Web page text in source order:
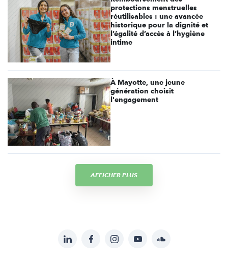
protections menstruelles
réutilisables : une avancée
historique pour la dignité et
l’égalité d’accès à l’hygiène
intime
À Mayotte, une jeune
génération choisit
l'engagement
AFFICHER PLUS
LinkedInFacebookInstagramYouTubeSoundcloud